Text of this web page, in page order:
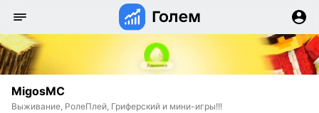
MigosMC
Выживание, РолеПлей, Гриферский и мини-игры!!!